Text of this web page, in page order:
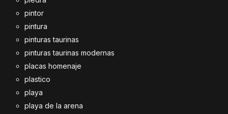
pintor
pintura
pinturas taurinas
pinturas taurinas modernas
placas homenaje
plastico
playa
playa de la arena